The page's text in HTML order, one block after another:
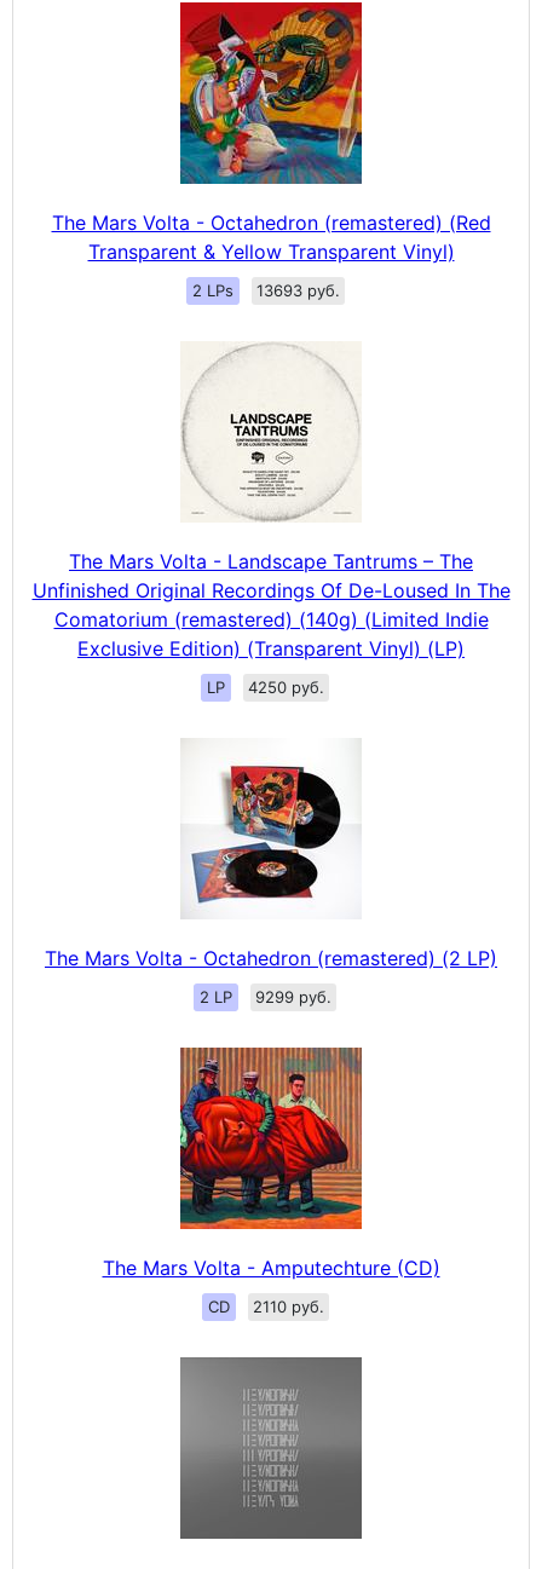
The Mars Volta - Octahedron (remastered) (Red
Transparent & Yellow Transparent Vinyl)
2 LPs 13693 руб.
The Mars Volta - Landscape Tantrums – The
Unfinished Original Recordings Of De-Loused In The
Comatorium (remastered) (140g) (Limited Indie
Exclusive Edition) (Transparent Vinyl) (LP)
LP 4250 руб.
The Mars Volta - Octahedron (remastered) (2 LP)
2 LP 9299 руб.
The Mars Volta - Amputechture (CD)
CD 2110 руб.